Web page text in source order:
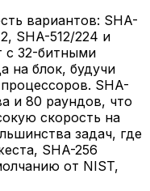
вариантов: SHA-
SHA-512/224 и
с 32-битными
на блок, будучи
SHA-
и 80 раундов, что
скорость на
задач, где
SHA-256
от NIST,